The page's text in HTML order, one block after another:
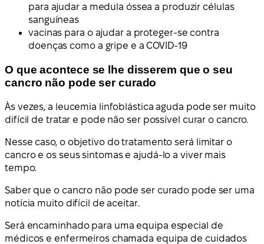
para ajudar a medula óssea a produzir células
sanguíneas
vacinas para o ajudar a proteger-se contra
doenças como a gripe e a COVID-19
O que acontece se lhe disserem que o seu
cancro não pode ser curado
Às vezes, a leucemia linfoblástica aguda pode ser muito
difícil de tratar e pode não ser possível curar o cancro.
Nesse caso, o objetivo do tratamento será limitar o
cancro e os seus sintomas e ajudá-lo a viver mais
tempo.
Saber que o cancro não pode ser curado pode ser uma
notícia muito difícil de aceitar.
Será encaminhado para uma equipa especial de
médicos e enfermeiros chamada equipa de cuidados